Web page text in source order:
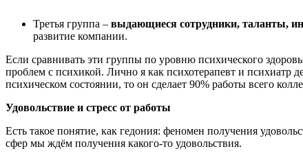
Третья группа – выдающиеся сотрудники, таланты,
развитие компании.
Если сравнивать эти группы по уровню психического
проблем с психикой. Лично я как психотерапевт и психиатр
психическом состоянии, то он сделает 90% работы всего
Удовольствие и стресс от работы
Есть такое понятие, как гедония: феномен получения
сфер мы ждём получения какого-то удовольствия.